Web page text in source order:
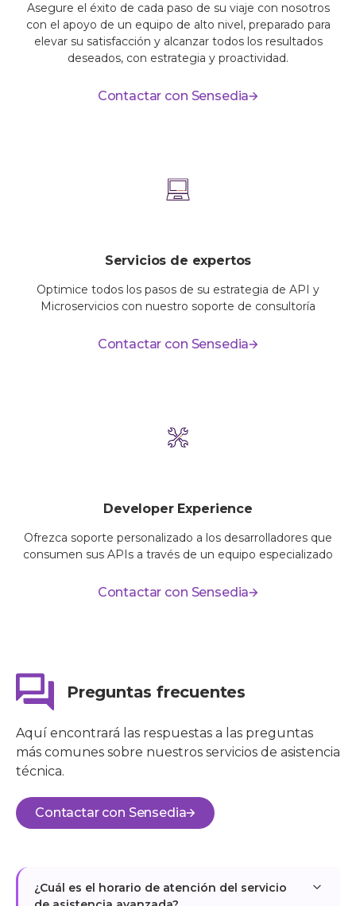
Asegure el éxito de cada paso de su viaje con nosotros
con el apoyo de un equipo de alto nivel, preparado para
elevar su satisfacción y alcanzar todos los resultados
deseados, con estrategia y proactividad.
Contactar con Sensedia
Servicios de expertos
Optimice todos los pasos de su estrategia de API y
Microservicios con nuestro soporte de consultoría
Contactar con Sensedia
Developer Experience
Ofrezca soporte personalizado a los desarrolladores que
consumen sus APIs a través de un equipo especializado
Contactar con Sensedia
Preguntas frecuentes
Aquí encontrará las respuestas a las preguntas
más comunes sobre nuestros servicios de asistencia
técnica.
Contactar con Sensedia
¿Cuál es el horario de atención del servicio